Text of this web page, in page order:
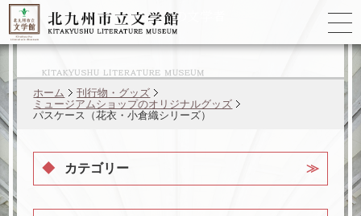
ゆかりの
ホーム
刊行物・グッズ
ミュージアムショップのオリジナルグッズ
パスケース（花衣・小倉織シリーズ）
カテゴリー